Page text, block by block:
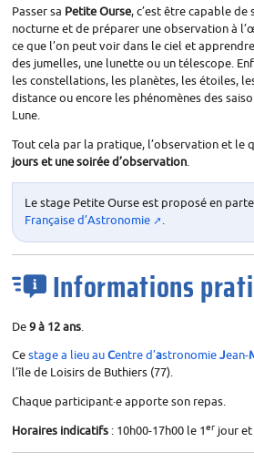
Passer sa Petite Ourse, c’est être capable de
nocturne et de préparer une observation à
ce que l’on peut voir dans le ciel et
des jumelles, une lunette ou un télescope.
les constellations, les planètes, les étoiles,
distance ou encore les phénomènes des
Lune.
Tout cela par la pratique, l’observation et le
jours et une soirée d’observation.
Le stage Petite Ourse est proposé en
Française d’Astronomie
.
Informations
De9 à 12 ans.
Cestage a lieu auCentre d’astronomieJean-
l’île de Loisirs de Buthiers (77).
Chaque participant·e apporte son repas.
Horaires indicatifs: 10h00-17h00 le 1erjour et